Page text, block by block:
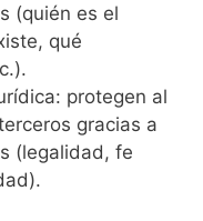
(quién es el
qué
protegen al
gracias a
(legalidad, fe